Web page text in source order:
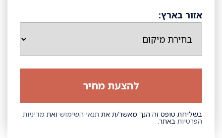
אזור בארץ:
בשליחת טופס זה הנך מאשר/ת את תנאי השימוש ואת מדיניות
הפרטיות באתר.